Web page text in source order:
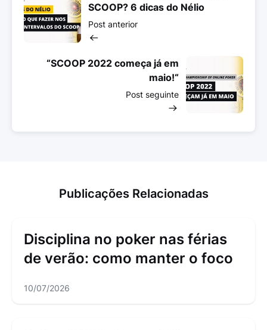
SCOOP? 6 dicas do Nélio
Post anterior
“SCOOP 2022 começa já em
maio!“
Post seguinte
Publicações Relacionadas
Disciplina no poker nas férias
de verão: como manter o foco
10/07/2026